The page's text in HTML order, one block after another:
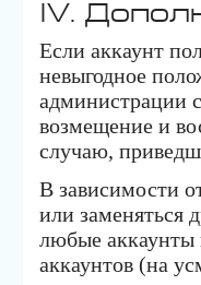
IV.
Если аккаунт
невыгодное
администрации
возмещение и
случаю,
В зависимости
или заменяться
любые аккаунты
аккаунтов (на